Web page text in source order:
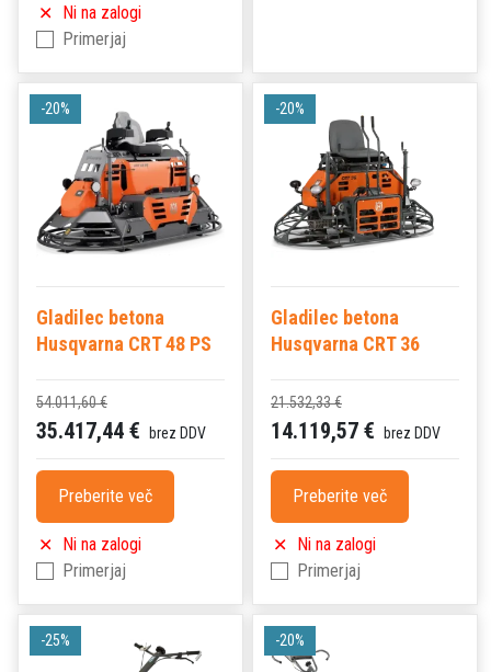
Ni na zalogi
Primerjaj
Gladilec betona
Husqvarna CRT 48 PS
54.011,60 €
35.417,44 € brez DDV
Preberite več
Ni na zalogi
Primerjaj
-20%
Gladilec betona
Husqvarna CRT 36
21.532,33 €
14.119,57 € brez DDV
Preberite več
Ni na zalogi
Primerjaj
-20%
-25% -20%